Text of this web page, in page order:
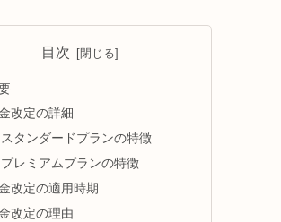
目次
改定の詳細
スタンダードプランの特徴
プレミアムプランの特徴
改定の適用時期
改定の理由